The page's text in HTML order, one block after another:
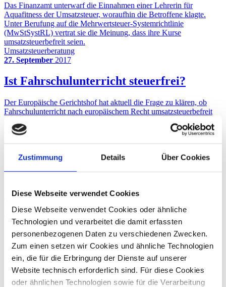
Zustimmung Details Über Cookies
Diese Webseite verwendet Cookies
Diese Webseite verwendet Cookies oder ähnliche
Technologien und verarbeitet die damit erfassten
personenbezogenen Daten zu verschiedenen Zwecken.
Zum einen setzen wir Cookies und ähnliche Technologien
ein, die für die Erbringung der Dienste auf unserer
Website technisch erforderlich sind. Für diese Cookies
oder ähnlichen Technologien sowie für die Verarbeitung
Das Finanzamt unterwarf die Einnahmen einer Lehrerin für
Aquafitness der Umsatzsteuer, woraufhin die Betroffene klagte.
Unter Berufung auf die Mehrwertsteuer-Systemrichtlinie
(MwStSystRL) vertrat sie die Meinung, dass ihre Kurse
umsatzsteuerbefreit seien.
Umsatzsteuerberatung
27. September 2017
Ist Fahrschulunterricht steuerfrei?
Der Europäische Gerichtshof hat aktuell die Frage zu klären, ob
Fahrschulunterricht nach europäischem Recht umsatzsteuerbefreit
Umsatzsteuerberatung
Gert Klöttschen
Zum Profil von Gert Klöttschen
Umsatzsteuerberatung EU-Recht